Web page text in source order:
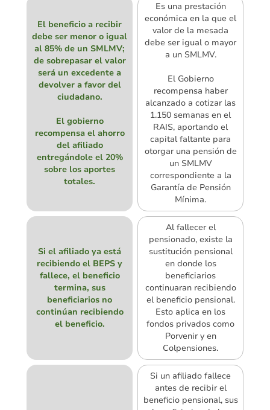
El beneficio a recibir
debe ser menor o igual
al 85% de un SMLMV;
de sobrepasar el valor
será un excedente a
devolver a favor del
ciudadano.
El gobierno
recompensa el ahorro
del afiliado
entregándole el 20%
sobre los aportes
totales.
Es una prestación
económica en la que el
valor de la mesada
debe ser igual o mayor
a un SMLMV.
El Gobierno
recompensa haber
alcanzado a cotizar las
1.150 semanas en el
RAIS, aportando el
capital faltante para
otorgar una pensión de
un SMLMV
correspondiente a la
Garantía de Pensión
Mínima.
Si el afiliado ya está
recibiendo el BEPS y
fallece, el beneficio
termina, sus
beneficiarios no
continúan recibiendo
el beneficio.
Al fallecer el
pensionado, existe la
sustitución pensional
en donde los
beneficiarios
continuaran recibiendo
el beneficio pensional.
Esto aplica en los
fondos privados como
Porvenir y en
Colpensiones.
Si un afiliado fallece
antes de recibir el
beneficio pensional, sus